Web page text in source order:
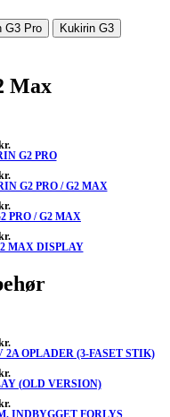
G3 Pro
Kukirin G3
Max
G2 PRO
G2 PRO / G2 MAX
PRO / G2 MAX
MAX DISPLAY
2A OPLADER (3-FASET STIK)
(OLD VERSION)
INDBYGGET FORLYS